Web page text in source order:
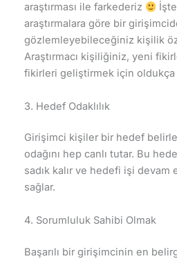
araştırması ile farkederiz
araştırmalara göre bir
gözlemleyebileceğiniz kişilik
Araştırmacı kişiliğiniz, yeni
fikirleri geliştirmek için oldukça
3. Hedef Odaklılık
Girişimci kişiler bir hedef
odağını hep canlı tutar. Bu
sadık kalır ve hedefi işi
sağlar.
4. Sorumluluk Sahibi Olmak
Başarılı bir girişimcinin en